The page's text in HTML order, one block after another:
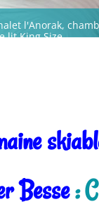
l'Anorak,
lit King Size
Besse: